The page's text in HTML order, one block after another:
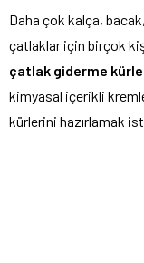
Daha çok kalça,
çatlaklar için birçok
çatlak giderme
kimyasal içerikli
kürlerini hazırlamak